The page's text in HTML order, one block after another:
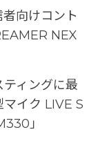
向けコント
NEX
ィングに最
イク LIVE S
」